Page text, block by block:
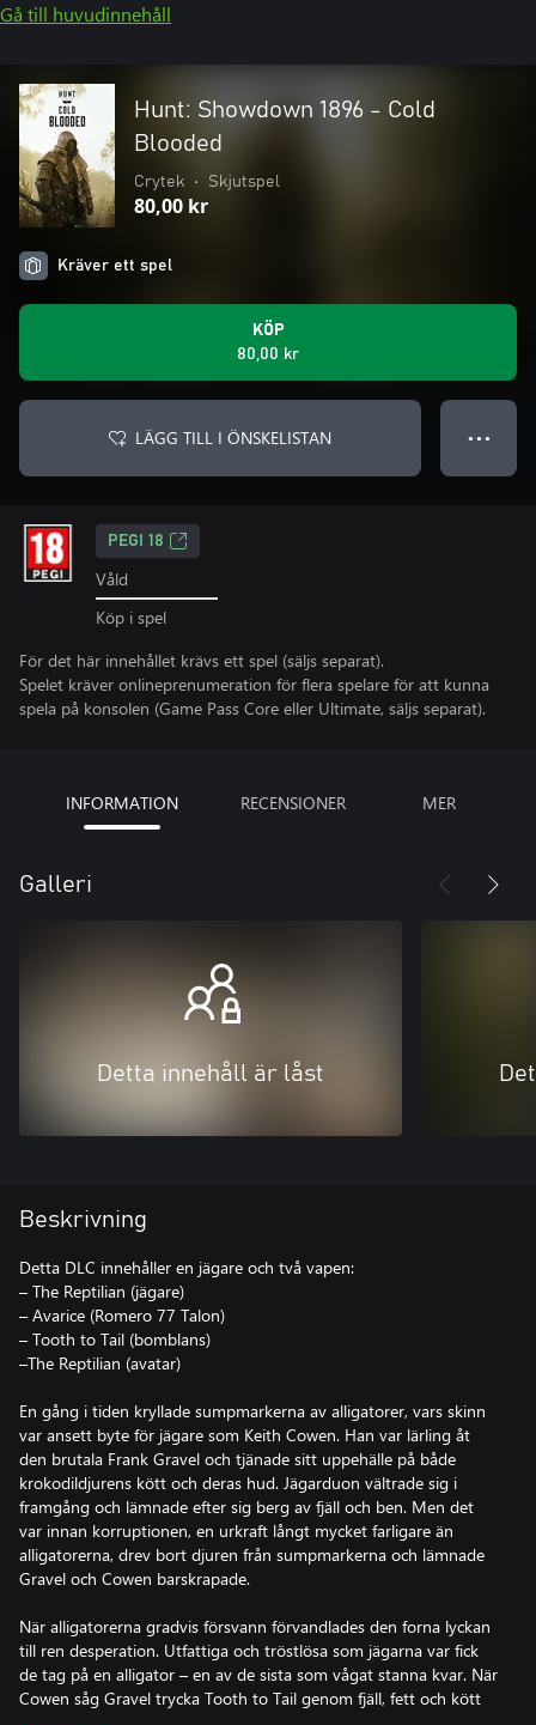
Gå till huvudinnehåll
Hunt: Showdown 1896 - Cold
Blooded
Crytek • Skjutspel
80,00 kr
Kräver ett spel
KÖP
80,00 kr
LÄGG TILL I ÖNSKELISTAN ● ● ●
PEGI 18
Våld
Köp i spel
För det här innehållet krävs ett spel (säljs separat).
Spelet kräver onlineprenumeration för flera spelare för att kunna
spela på konsolen (Game Pass Core eller Ultimate, säljs separat).
INFORMATION RECENSIONER MER
Galleri
Detta innehåll är låst
Beskrivning
Detta DLC innehåller en jägare och två vapen:
– The Reptilian (jägare)
– Avarice (Romero 77 Talon)
– Tooth to Tail (bomblans)
–The Reptilian (avatar)
En gång i tiden kryllade sumpmarkerna av alligatorer, vars skinn
var ansett byte för jägare som Keith Cowen. Han var lärling åt
den brutala Frank Gravel och tjänade sitt uppehälle på både
krokodildjurens kött och deras hud. Jägarduon vältrade sig i
framgång och lämnade efter sig berg av fjäll och ben. Men det
var innan korruptionen, en urkraft långt mycket farligare än
alligatorerna, drev bort djuren från sumpmarkerna och lämnade
Gravel och Cowen barskrapade.
När alligatorerna gradvis försvann förvandlades den forna lyckan
till ren desperation. Utfattiga och tröstlösa som jägarna var fick
de tag på en alligator – en av de sista som vågat stanna kvar. När
Cowen såg Gravel trycka Tooth to Tail genom fjäll, fett och kött